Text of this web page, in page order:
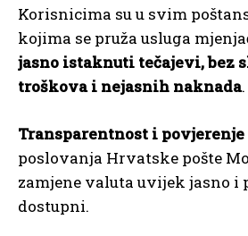
Korisnicima su u svim
kojima se pruža usluga
jasno istaknuti tečajevi, bez
troškova i nejasnih naknada.
Transparentnost i povjerenje
poslovanja Hrvatske pošte
zamjene valuta uvijek jasno i
dostupni.